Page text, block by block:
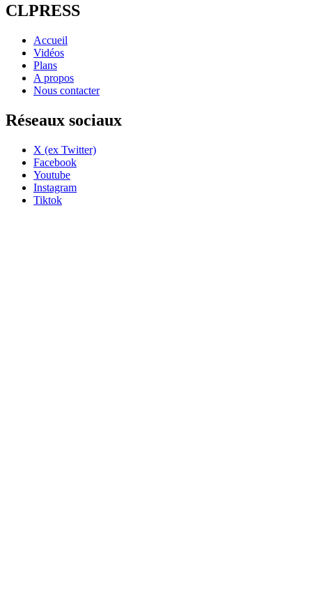
CLPRESS
Accueil
Vidéos
Plans
A propos
Nous contacter
Réseaux sociaux
X (ex Twitter)
Facebook
Youtube
Instagram
Tiktok